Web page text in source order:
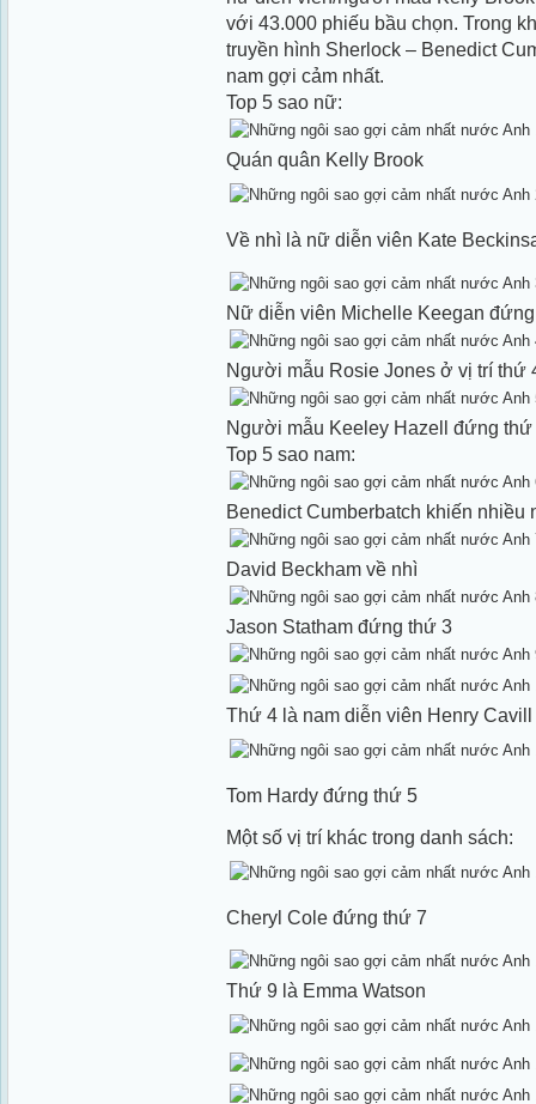
với 43.000 phiếu bầu chọn. Trong
truyền hình Sherlock – Benedict
nam gợi cảm nhất.
Top 5 sao nữ:
Quán quân Kelly Brook
Về nhì là nữ diễn viên Kate
Nữ diễn viên Michelle Keegan
Người mẫu Rosie Jones ở vị trí thứ
Người mẫu Keeley Hazell đứng thứ
Top 5 sao nam:
Benedict Cumberbatch khiến
David Beckham về nhì
Jason Statham đứng thứ 3
Thứ 4 là nam diễn viên Henry Cavill
Tom Hardy đứng thứ 5
Một số vị trí khác trong danh sách:
Cheryl Cole đứng thứ 7
Thứ 9 là Emma Watson